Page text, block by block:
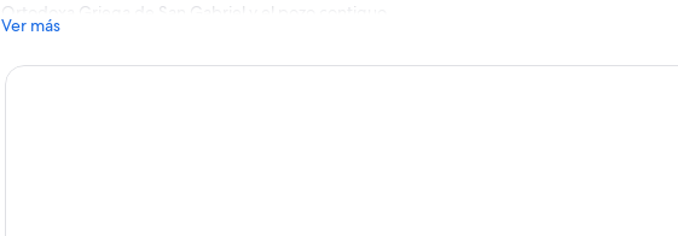
Ortodoxa Griega de San Gabriel y el pozo contiguo.
Precipitación, donde «lo llevan a la cima de la colina… para que lo arrojen» (Lucas 4:28-30).
Ver más